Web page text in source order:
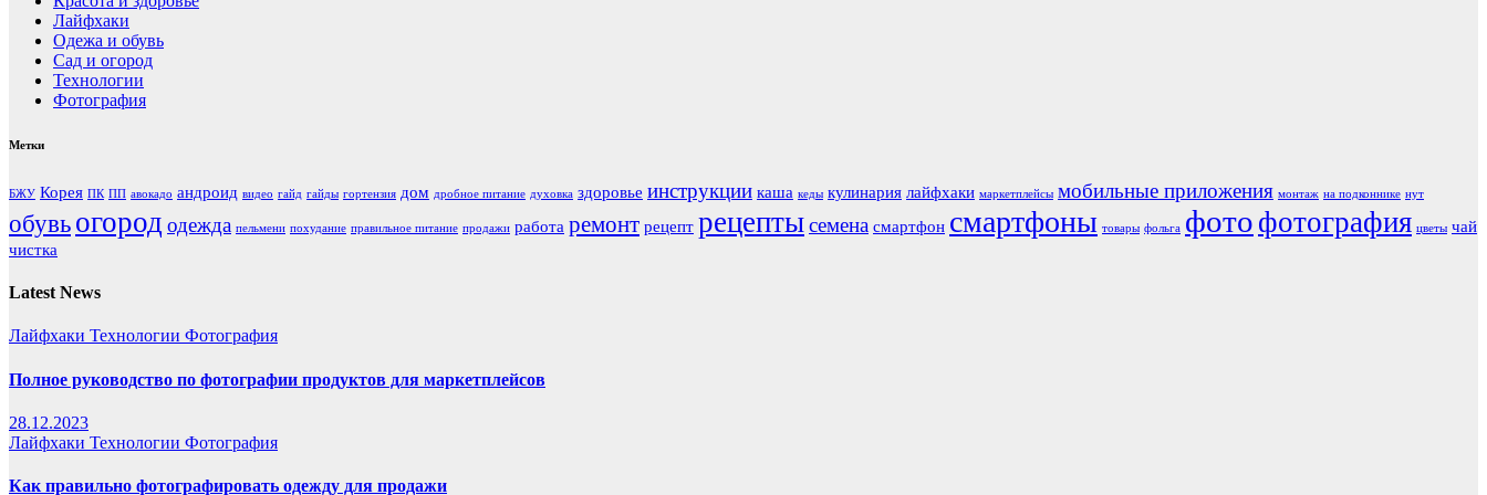
Лайфхаки
Одежа и обувь
Сад и огород
Технологии
Фотография
Метки
БЖУ Корея ПК ПП авокадо андроид видео гайд гайды гортензия дом дробное питание духовка здоровье инструкции каша кеды кулинария лайфхаки маркетплейсы мобильные приложения монтаж на подконнике нут
обувьогород одежда пельмени похудание правильное питание продажи работа ремонт рецепт рецептысемена смартфон смартфоны товары фольга фото фотография цветы чай
чистка
Latest News
Лайфхаки Технологии Фотография
Полное руководство по фотографии продуктов для маркетплейсов
28.12.2023
Лайфхаки Технологии Фотография
Как правильно фотографировать одежду для продажи